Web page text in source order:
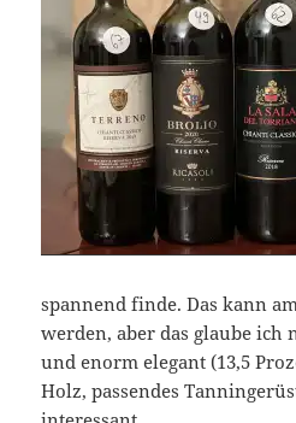
spannend finde. Das kann
werden, aber das glaube ich
und enorm elegant (13,5
Holz, passendes